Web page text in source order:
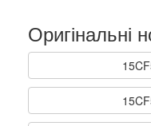
Оригінальні